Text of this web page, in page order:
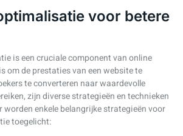
voor betere
is een cruciale component van online
om de prestaties van een website te
te converteren naar waardevolle
zijn diverse strategieën en technieken
worden enkele belangrijke strategieën voor
toegelicht: